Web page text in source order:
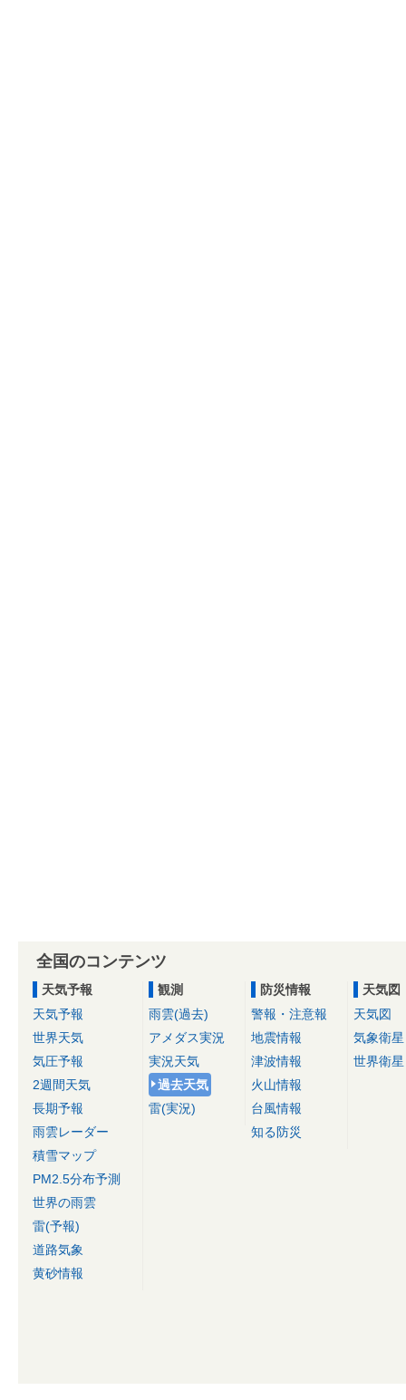
全国のコンテンツ
天気予報
天気予報
世界天気
気圧予報
2週間天気
長期予報
雨雲レーダー
積雪マップ
PM2.5分布予測
世界の雨雲
雷(予報)
道路気象
黄砂情報
観測
雨雲(過去)
アメダス実況
実況天気
過去天気
雷(実況)
防災情報
警報・注意報
地震情報
津波情報
火山情報
台風情報
知る防災
天気図
天気図
気象衛星
世界衛星